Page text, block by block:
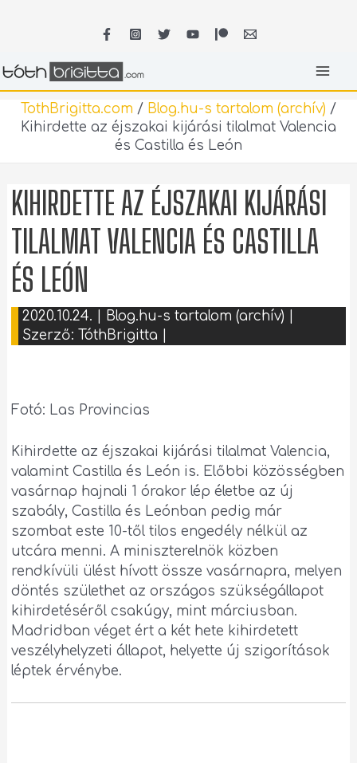
TothBrigitta.com / Blog.hu-s tartalom (archív) /
Kihirdette az éjszakai kijárási tilalmat Valencia
és Castilla és León
KIHIRDETTE AZ ÉJSZAKAI KIJÁRÁSI
TILALMAT VALENCIA ÉS CASTILLA
ÉS LEÓN
2020.10.24. Blog.hu-s tartalom (archív)
Szerző: TóthBrigitta
Fotó: Las Provincias
Kihirdette az éjszakai kijárási tilalmat Valencia,
valamint Castilla és León is. Előbbi közösségben
vasárnap hajnali 1 órakor lép életbe az új
szabály, Castilla és Leónban pedig már
szombat este 10-től tilos engedély nélkül az
utcára menni. A miniszterelnök közben
rendkívüli ülést hívott össze vasárnapra, melyen
döntés születhet az országos szükségállapot
kihirdetéséről csakúgy, mint márciusban.
Madridban véget ért a két hete kihirdetett
veszélyhelyzeti állapot, helyette új szigorítások
léptek érvénybe.